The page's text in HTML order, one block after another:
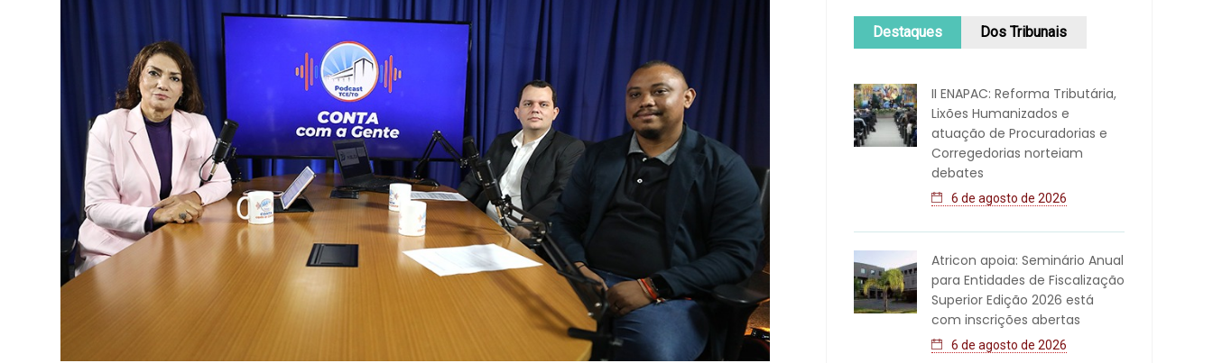
Destaques Dos Tribunais
II ENAPAC: Reforma Tributária,
Lixões Humanizados e
atuação de Procuradorias e
Corregedorias norteiam
debates
6 de agosto de 2026
Atricon apoia: Seminário Anual
para Entidades de Fiscalização
Superior Edição 2026 está
com inscrições abertas
6 de agosto de 2026